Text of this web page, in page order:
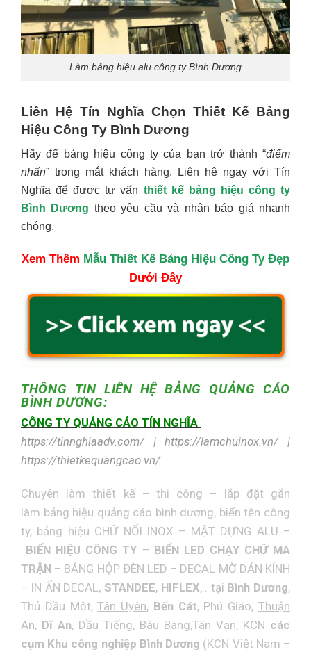
Làm bảng hiệu alu công ty Bình Dương
Liên Hệ Tín Nghĩa Chọn Thiết Kế Bảng
Hiệu Công Ty Bình Dương
Hãy để bảng hiệu công ty của bạn trở thành “điểm
nhấn” trong mắt khách hàng. Liên hệ ngay với Tín
Nghĩa để được tư vấn thiết kế bảng hiệu công ty
Bình Dương theo yêu cầu và nhận báo giá nhanh
chóng.
Xem Thêm Mẫu Thiết Kế Bảng Hiệu Công Ty Đẹp
Dưới Đây
THÔNG TIN LIÊN HỆBẢNG QUẢNG CÁO
BÌNH DƯƠNG:
CÔNG TY QUẢNG CÁO TÍN NGHĨA
https://tinnghiaadv.com/ | https://lamchuinox.vn/ |
https://thietkequangcao.vn/
Chuyên làm thiết kế – thi công – lắp đặt gắn
làm bảng hiệu quảng cáo bình dương, biển tên công
ty, bảng hiệu CHỮ NỔI INOX – MẶT DỰNG ALU –
BIỂN HIỆU CÔNG TY – BIỂN LED CHẠY CHỮ MA
TRẬN – BẢNG HỘP ĐÈN LED – DECAL MỜ DÁN KÍNH
– IN ẤN DECAL , STANDEE, HIFLEX,.. tại Bình Dương,
Thủ Dầu Một,Tân Uyên, Bến Cát, Phú Giáo,Thuận
An, Dĩ An, Dầu Tiếng, Bàu Bàng,Tân Vạn, KCN các
cụm Khu công nghiệp Bình Dương (KCN Việt Nam –